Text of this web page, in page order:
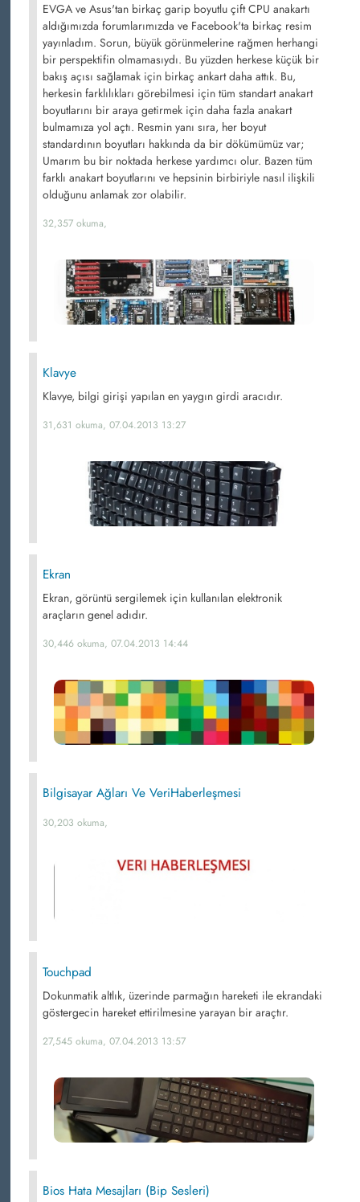
EVGA ve Asus'tan birkaç garip boyutlu çift CPU anakartı
aldığımızda forumlarımızda ve Facebook'ta birkaç resim
yayınladım. Sorun, büyük görünmelerine rağmen herhangi
bir perspektifin olmamasıydı. Bu yüzden herkese küçük bir
bakış açısı sağlamak için birkaç ankart daha attık. Bu,
herkesin farklılıkları görebilmesi için tüm standart anakart
boyutlarını bir araya getirmek için daha fazla anakart
bulmamıza yol açtı. Resmin yanı sıra, her boyut
standardının boyutları hakkında da bir dökümümüz var;
Umarım bu bir noktada herkese yardımcı olur. Bazen tüm
farklı anakart boyutlarını ve hepsinin birbiriyle nasıl ilişkili
olduğunu anlamak zor olabilir.
32,357 okuma,
Klavye
Klavye, bilgi girişi yapılan en yaygın girdi aracıdır.
31,631 okuma, 07.04.2013 13:27
Ekran
Ekran, görüntü sergilemek için kullanılan elektronik
araçların genel adıdır.
30,446 okuma, 07.04.2013 14:44
Bilgisayar Ağları Ve VeriHaberleşmesi
30,203 okuma,
Touchpad
Dokunmatik altlık, üzerinde parmağın hareketi ile ekrandaki
göstergecin hareket ettirilmesine yarayan bir araçtır.
27,545 okuma, 07.04.2013 13:57
Bios Hata Mesajları (Bip Sesleri)